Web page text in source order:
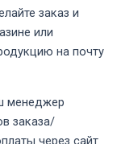
заказ и
или
на почту
менеджер
заказа/
через сайт